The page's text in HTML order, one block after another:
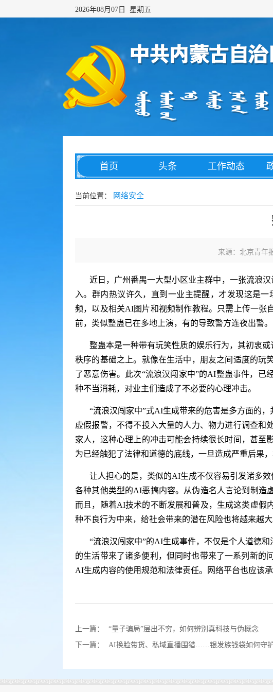
2026年08月07日 星期五
首页 头条 工作动态
网络传播
当前位置： 网络安全
来源：北京青年
近日，广州番禺一大型小区业主群中，一张流浪
入。群内热议许久，直到一业主提醒，才发现这是
频，以及相关AI图片和视频制作教程。只需上传一张
前，类似整蛊已在多地上演，有的导致警方连夜出警。
整蛊本是一种带有玩笑性质的娱乐行为，其初衷
秩序的基础之上。就像在生活中，朋友之间适度的玩
了恶意伤害。此次“流浪汉闯家中”的AI整蛊事件，
种不当消耗，对业主们造成了不必要的心理冲击。
“流浪汉闯家中”式AI生成带来的危害是多方面的
虚假报警，不得不投入大量的人力、物力进行调查和
家人，这种心理上的冲击可能会持续很长时间，甚至
为已经触犯了法律和道德的底线，一旦造成严重后果，
让人担心的是，类似的AI生成不仅容易引发诸多
各种其他类型的AI恶搞内容。从伪造名人言论到制造
而且，随着AI技术的不断发展和普及，生成这类虚假
种不良行为中来，给社会带来的潜在风险也将越来越大
“流浪汉闯家中”的AI生成事件，不仅是个人道德
的生活带来了诸多便利，但同时也带来了一系列新的
AI生成内容的使用规范和法律责任。网络平台也应该
上一篇： “量子骗局”层出不穷，如何辨别真科技与伪概念
下一篇： AI换脸带货、私域直播围猎……银发族钱袋如何守护